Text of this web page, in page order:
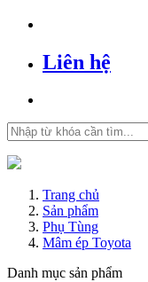
Liên hệ
Trang chủ
Sản phẩm
Phụ Tùng
Mâm ép Toyota
Danh mục sản phẩm